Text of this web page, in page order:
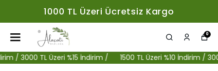
1000 TL Üzeri Ücretsiz Kargo
0
3000 TL Üzeri %15 İndirim / 1500 TL Üzeri %10 İndirim / 3000